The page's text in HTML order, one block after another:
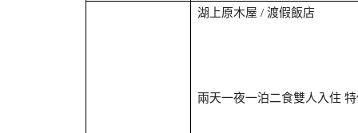
湖上原木屋 / 渡假飯店
兩天一夜一泊二食雙人入住